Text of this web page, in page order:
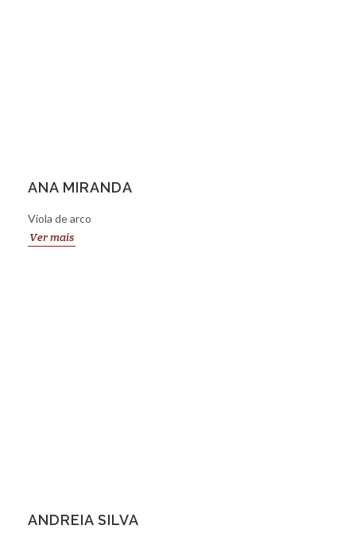
ANA MIRANDA
Viola de arco
Ver mais
ANDREIA SILVA